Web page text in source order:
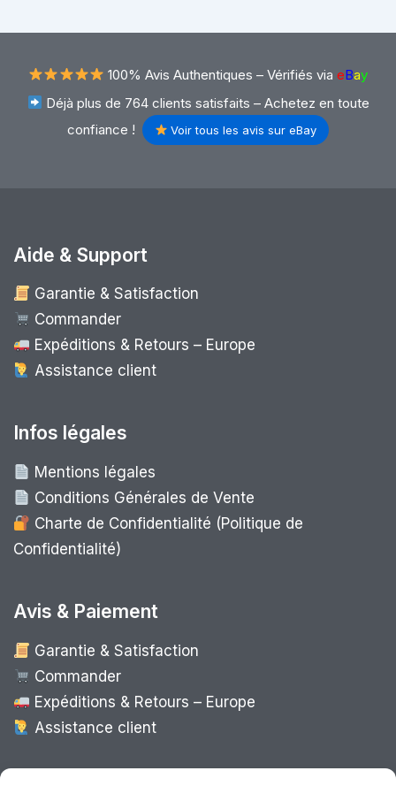
100% Avis Authentiques – Vérifiés via eBay
Déjà plus de 764 clients satisfaits – Achetez en toute
confiance !
Voir tous les avis sur eBay
Aide & Support
Garantie & Satisfaction
Commander
Expéditions & Retours – Europe
Assistance client
Infos légales
Mentions légales
Conditions Générales de Vente
Charte de Confidentialité (Politique de
Confidentialité)
Avis & Paiement
Garantie & Satisfaction
Commander
Expéditions & Retours – Europe
Assistance client